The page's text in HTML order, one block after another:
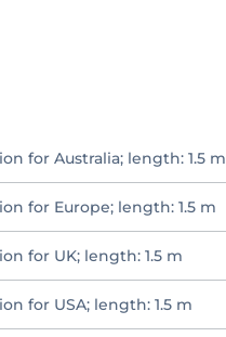
for Australia; length: 1.5 m
for Europe; length: 1.5 m
for UK; length: 1.5 m
for USA; length: 1.5 m